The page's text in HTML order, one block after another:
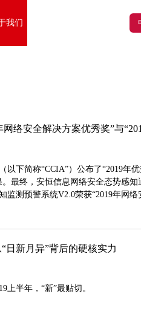
我们
以下简称“CCIA”）公布了“2019年
最终，安恒信息网络安全态势感
监测预警系统V2.0荣获“2019年网
日新月异”背后的硬核实力
上半年，“新”最贴切。